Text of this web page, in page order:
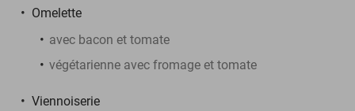
Omelette
avec bacon et tomate
végétarienne avec fromage et tomate
Viennoiserie